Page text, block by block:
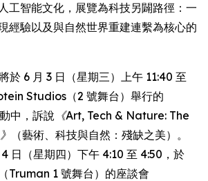
工智能文化，展覽為科技另闢路徑：一
經驗以及與自然世界重建連繫為核心的
於 6 月 3 日（星期三）上午 11:40 至
Studios（2 號舞台）舉行的
中，訴說 《Art, Tech & Nature: The
（藝術、科技與自然：殘缺之美）。
日（星期四）下午 4:10 至 4:50，於
Truman 1 號舞台）的座談會